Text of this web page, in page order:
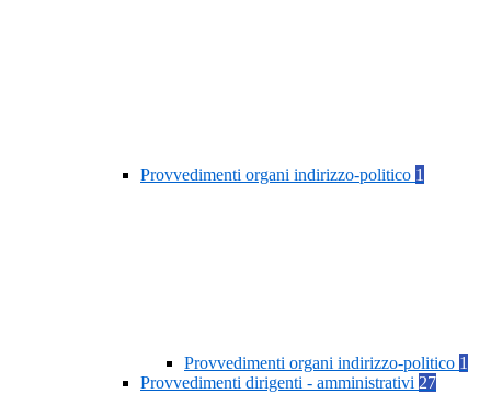
Provvedimenti organi indirizzo-politico 1
Provvedimenti organi indirizzo-politico 1
Provvedimenti dirigenti - amministrativi 27